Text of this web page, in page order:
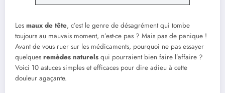
Les maux de tête, c’est le genre de désagrément qui tombe
toujours au mauvais moment, n’est-ce pas ? Mais pas de panique !
Avant de vous ruer sur les médicaments, pourquoi ne pas essayer
quelques remèdes naturels qui pourraient bien faire l’affaire ?
Voici 10 astuces simples et efficaces pour dire adieu à cette
douleur agaçante.